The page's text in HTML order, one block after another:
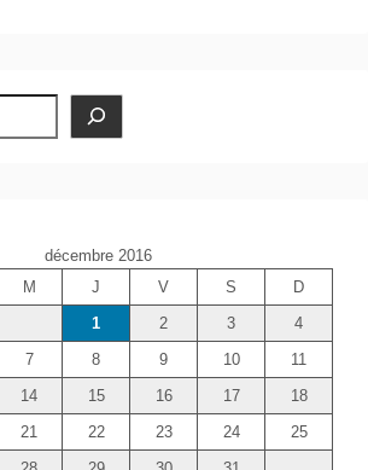
décembre 2016
M J V S
D
1
2 3
4
7 8 9 10
11
14 15 16 17
18
21 22 23 24
25